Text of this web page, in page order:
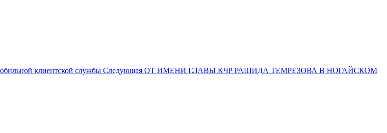
клиентской службы Следующая ОТ ИМЕНИ ГЛАВЫ КЧР РАШИДА ТЕМРЕЗОВА В НОГАЙСКОМ